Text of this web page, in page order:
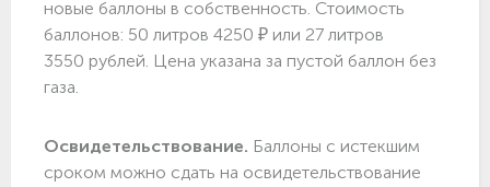
новые баллоны в собственность. Стоимость
баллонов: 50 литров 4250 ₽ или 27 литров
3550 рублей. Цена указана за пустой баллон без
газа.
Освидетельствование. Баллоны с истекшим
сроком можно сдать на освидетельствование